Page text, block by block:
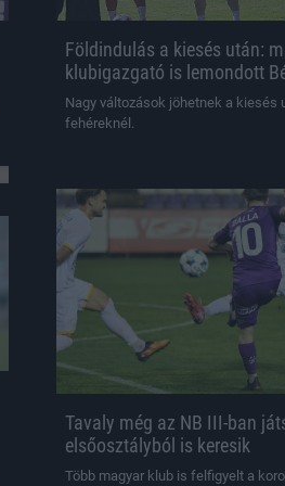
Földindulás a kiesés után:
klubigazgató is lemondott
Nagy változások jöhetnek a kiesés
fehéreknél.
Tavaly még az NB III-ban
elsőosztályból is keresik
Több magyar klub is felfigyelt a